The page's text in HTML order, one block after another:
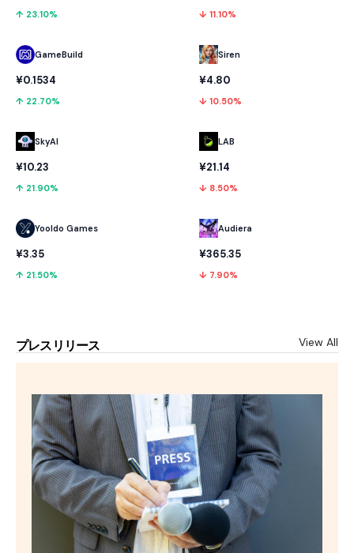
↑ 23.10%
GameBuild
¥0.1534
↑ 22.70%
SkyAI
¥10.23
↑ 21.90%
Yooldo Games
¥3.35
↑ 21.50%
↓ 11.10%
Siren
¥4.80
↓ 10.50%
LAB
¥21.14
↓ 8.50%
Audiera
¥365.35
↓ 7.90%
プレスリリース View All